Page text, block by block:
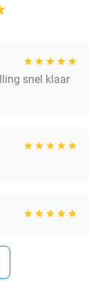
snel klaar